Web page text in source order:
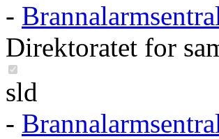
-
Direktoratet for
sld
-